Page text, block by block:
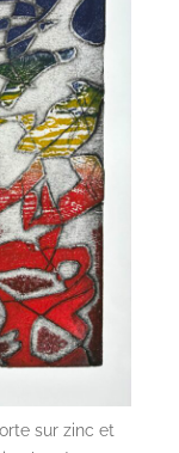
sur zinc et